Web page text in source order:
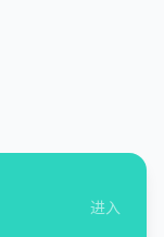
进入